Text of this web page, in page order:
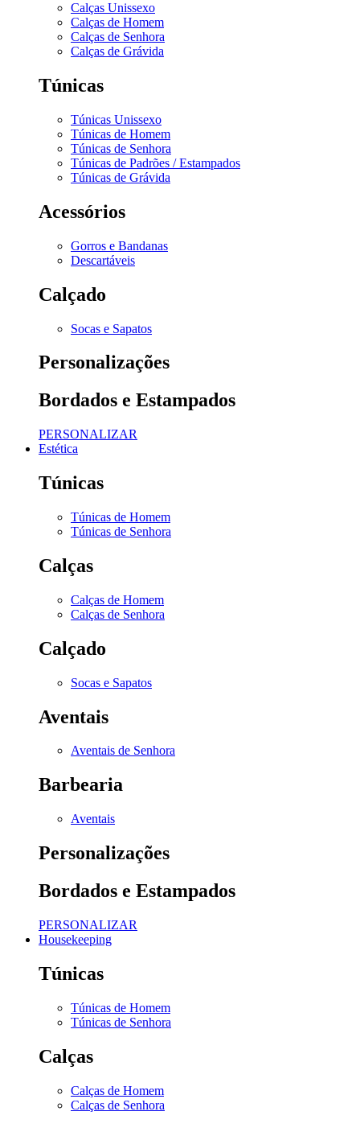
Calças Unissexo
Calças de Homem
Calças de Senhora
Calças de Grávida
Túnicas
Túnicas Unissexo
Túnicas de Homem
Túnicas de Senhora
Túnicas de Padrões / Estampados
Túnicas de Grávida
Acessórios
Gorros e Bandanas
Descartáveis
Calçado
Socas e Sapatos
Personalizações
Bordados e Estampados
PERSONALIZAR
Estética
Túnicas
Túnicas de Homem
Túnicas de Senhora
Calças
Calças de Homem
Calças de Senhora
Calçado
Socas e Sapatos
Aventais
Aventais de Senhora
Barbearia
Aventais
Personalizações
Bordados e Estampados
PERSONALIZAR
Housekeeping
Túnicas
Túnicas de Homem
Túnicas de Senhora
Calças
Calças de Homem
Calças de Senhora